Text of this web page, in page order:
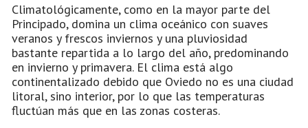
Climatológicamente, como en la mayor parte del
Principado, domina un clima oceánico con suaves
veranos y frescos inviernos y una pluviosidad
bastante repartida a lo largo del año, predominando
en invierno y primavera. El clima está algo
continentalizado debido que Oviedo no es una ciudad
litoral, sino interior, por lo que las temperaturas
fluctúan más que en las zonas costeras.